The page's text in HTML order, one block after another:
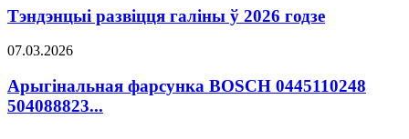
Тэндэнцыі развіцця галіны ў 2026 годзе
07.03.2026
Арыгінальная фарсунка BOSCH 0445110248
504088823...